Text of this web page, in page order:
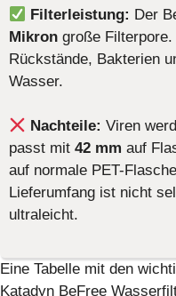
Filterleistung: Der
Mikron große
Rückstände, Bakterien
Wasser.
Nachteile:Viren
passt mit 42 mm auf
auf normale PET-
Lieferumfang ist nicht
ultraleicht.
Eine Tabelle mit den
Katadyn BeFree